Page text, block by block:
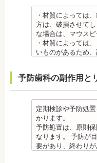
のケアをすること
・矯正中に虫歯が
歯の治療をする、
して治療を行う必
・基本的に、矯正
ません。そのため
合は、一般的な歯科
す。その程度に個
・矯正終了して数か
せが悪くなる可能
なると、咀嚼障害
います、頭痛、肩
・抜歯する場合は
は、成分に心拍数
あるため、心臓や
と、動悸、血圧上
た、頬を噛んでも
んでもわからない
さらに、麻酔によっ
・矯正中、虫歯が
了後に虫歯の治療
歯の治療を行う場合
・矯正治療中、矯
（歯磨き）しにく
炎のリスクが高く
い。矯正装置を装
にアレルギー症状
師の指示を仰いで
抜歯・麻酔
・矯正をしたい箇
は、抜歯を必要と
痛みを感じることも
ため、心臓や血圧
悸、血圧上昇を起
噛んでもわからな
からないため、口
す。さらに、麻酔に
反応が起こること
膿症になる場合が
ントを除去する場
療には耳鼻咽喉科
す。
・インプラントは
手術を行う必要が
けられない場合もあ
足りない方、喫煙
善、治療が必要とな
・インプラント術
み、腫れ、出血な
これらの症状の多く
くの場合2～3日で
・材質によっては
方は、破損させて
な場合は、マウス
・材質によっては
いものがあるため
・ジルコニア自体が
を覆っているポー
しまうことのほう
原因のひとつとし
クとジルコニアの密
合や金属とセラミ
場合があるからで
る人の場合、どうし
予防歯科の副作用と
定期検診や予防処
かります。
予防処置は、原則
なります。 予防が
要があり、終わりが